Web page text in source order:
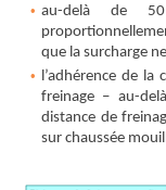
au-delà de
que la surcharge
l’adhérence de la
freinage – au-
distance de
sur chaussée